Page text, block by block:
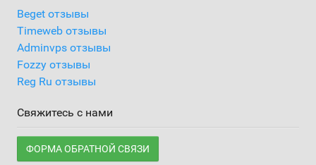
Beget отзывы
Timeweb отзывы
Adminvps отзывы
Fozzy отзывы
Reg Ru отзывы
Свяжитесь с нами
ФОРМА ОБРАТНОЙ СВЯЗИ